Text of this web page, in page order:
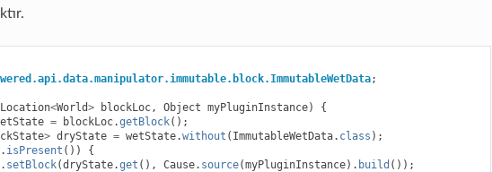
;
Location<World> blockLoc, Object myPluginInstance)
{
= blockLoc.getBlock();
> dryState = wetState.without ( ImmutableWetData. class );
. isPresent ())
{
. setBlock(dryState.get (), Cause. source(myPluginInstance). build ());